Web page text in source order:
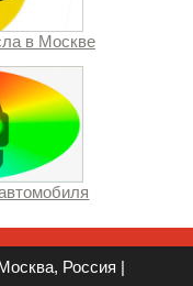
в Москве
Россия |